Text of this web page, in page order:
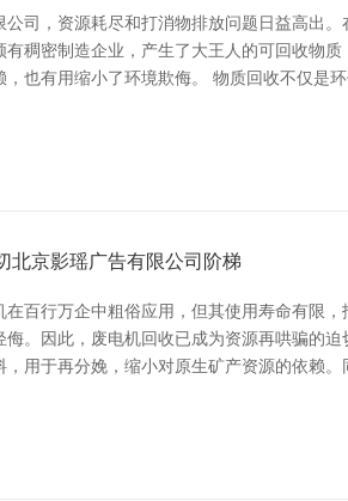
司，资源耗尽和打消物排放问题日益高出
稠密制造企业，产生了大王人的可回收物
也有用缩小了环境欺侮。 物质回收不仅是
北京影瑶广告有限公司阶梯
百行万企中粗俗应用，但其使用寿命有限
。因此，废电机回收已成为资源再哄骗的
用于再分娩，缩小对原生矿产资源的依赖